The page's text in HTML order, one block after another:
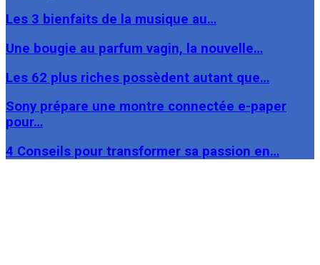
Les 3 bienfaits de la musique au…
Une bougie au parfum vagin, la nouvelle…
Les 62 plus riches possèdent autant que…
Sony prépare une montre connectée e-paper
pour…
4 Conseils pour transformer sa passion en…